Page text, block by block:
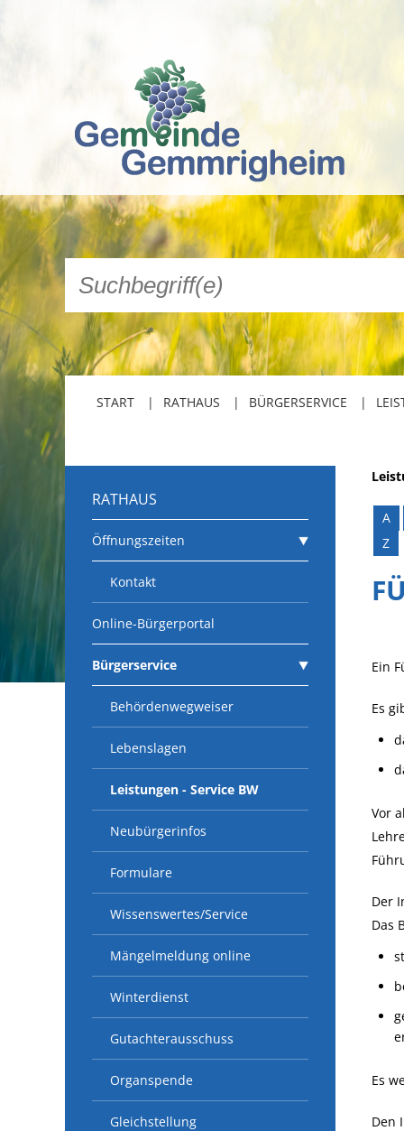
START RATHAUS BÜRGERSERVICE
RATHAUS
Öffnungszeiten
Kontakt
Online-Bürgerportal
Bürgerservice
Behördenwegweiser
Lebenslagen
Leistungen - Service BW
Neubürgerinfos
Formulare
Wissenswertes/Service
Mängelmeldung online
Winterdienst
Gutachterausschuss
Organspende
Gleichstellung
A
Z
Ein
Es
Vor
Der
Das
Es
Den